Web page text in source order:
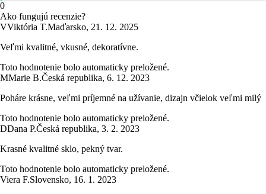
0
Ako fungujú recenzie?
VViktória T.Maďarsko, 21. 12. 2025
Veľmi kvalitné, vkusné, dekoratívne.
Toto hodnotenie bolo automaticky preložené.
MMarie B.Česká republika, 6. 12. 2023
Poháre krásne, veľmi príjemné na užívanie, dizajn včielok veľmi milý
Toto hodnotenie bolo automaticky preložené.
DDana P.Česká republika, 3. 2. 2023
Krasné kvalitné sklo, pekný tvar.
Toto hodnotenie bolo automaticky preložené.
Viera F.Slovensko, 16. 1. 2023